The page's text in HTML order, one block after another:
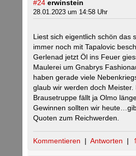
#24 erwinstein
28.01.2023 um 14:58 Uhr
Liest sich eigentlich schön das
immer noch mit Tapalovic
Gerlenad jetzt Öl ins Feuer
Maulerei um Gnabrys
haben gerade viele
glaub wir werden doch Meister.
Brausetruppe fällt ja Olmo
Gewinnen sollten wir
Quoten zum Reichwerden.
Kommentieren | Antworten |